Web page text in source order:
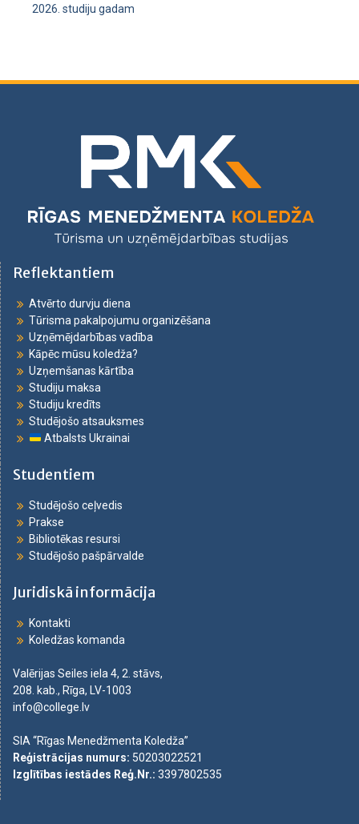
2026. studiju gadam
Reflektantiem
Atvērto durvju diena
Tūrisma pakalpojumu organizēšana
Uzņēmējdarbības vadība
Kāpēc mūsu koledža?
Uzņemšanas kārtība
Studiju maksa
Studiju kredīts
Studējošo atsauksmes
Atbalsts Ukrainai
Studentiem
Studējošo ceļvedis
Prakse
Bibliotēkas resursi
Studējošo pašpārvalde
Juridiskā informācija
Kontakti
Koledžas komanda
Valērijas Seiles iela 4, 2. stāvs,
208. kab., Rīga, LV-1003
info@college.lv
SIA “Rīgas Menedžmenta Koledža”
Reģistrācijas numurs: 50203022521
Izglītības iestādes Reģ.Nr.: 3397802535